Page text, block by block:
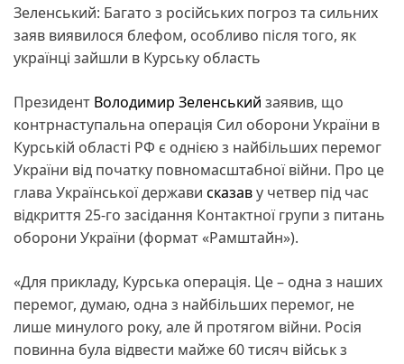
Зеленський: Багато з російських погроз та сильних
заяв виявилося блефом, особливо після того, як
українці зайшли в Курську область
Президент Володимир Зеленський заявив, що
контрнаступальна операція Сил оборони України в
Курській області РФ є однією з найбільших перемог
України від початку повномасштабної війни. Про це
глава Української держави сказаву четвер під час
відкриття 25-го засідання Контактної групи з питань
оборони України (формат «Рамштайн»).
«Для прикладу, Курська операція. Це – одна з наших
перемог, думаю, одна з найбільших перемог, не
лише минулого року, але й протягом війни. Росія
повинна була відвести майже 60 тисяч військ з